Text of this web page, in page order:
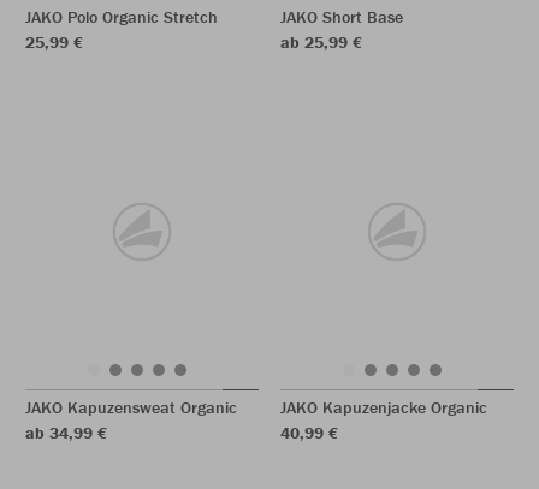
JAKO Polo Organic Stretch
25,99 €
JAKO Short Base
ab 25,99 €
JAKO Kapuzensweat Organic
ab 34,99 €
JAKO Kapuzenjacke Organic
40,99 €